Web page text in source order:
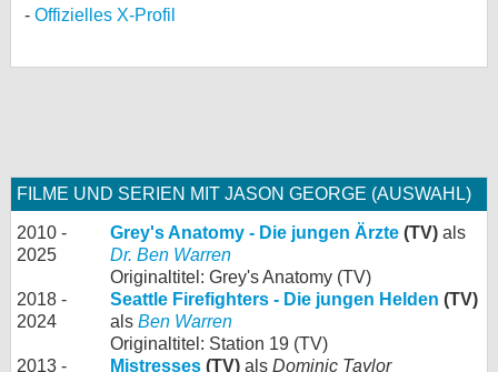
Offizielles X-Profil
FILME UND SERIEN MIT JASON GEORGE (AUSWAHL)
2010 -
2025
Grey's Anatomy - Die jungen Ärzte (TV) als
Dr. Ben Warren
Originaltitel: Grey's Anatomy (TV)
2018 -
2024
Seattle Firefighters - Die jungen Helden (TV)
als Ben Warren
Originaltitel: Station 19 (TV)
2013 -
Mistresses (TV) als Dominic Taylor